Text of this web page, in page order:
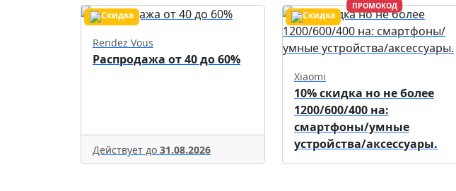
Rendez Vous
Распродажа от 40 до 60%
Действует до 31.08.2026
ПРОМОКОД
Xiaomi
10% скидка но не более
1200/600/400 на:
смартфоны/умные
устройства/аксессуары.